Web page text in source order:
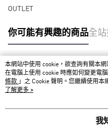
OUTLET
你可能有興趣的商品全
熱門標籤
本網站中使用 cookie，欲查詢有關本
在電腦上使用 cookie 時應如何變更電
條款 」之 Cookie 聲明。您繼續使用
款之 Cookie 聲明使用 cookie。
了解更多 >
我